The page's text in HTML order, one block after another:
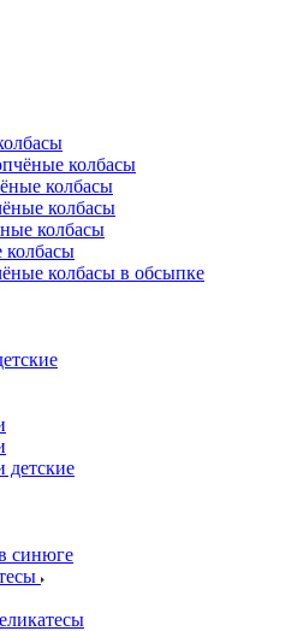
колбасы
колбасы
колбасы
колбасы
колбасы в обсыпке
детские
синюге